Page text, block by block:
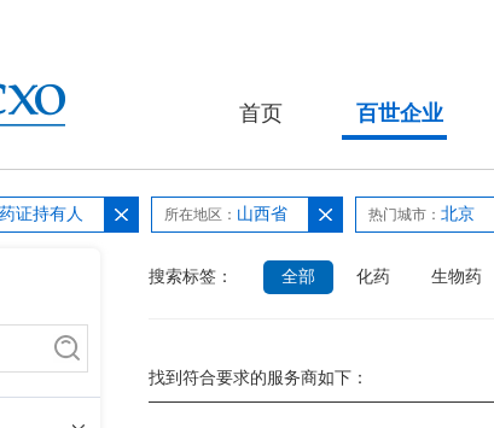
首页 百世企业
药证持有人 所在地区： 山西省 热门城市： 北京
搜索标签： 全部 化药 生物药
找到符合要求的服务商如下：